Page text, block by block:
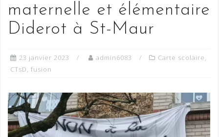
maternelle et élémentaire
Diderot à St-Maur
23 janvier 2023 admin6083 Carte scolaire,
CTsD, fusion